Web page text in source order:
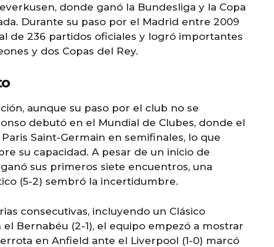
donde ganó la Bundesliga y la Copa
Durante su paso por el Madrid entre 2009
de 236 partidos oficiales y logró importantes
y dos Copas del Rey.
aunque su paso por el club no se
debutó en el Mundial de Clubes, donde el
Saint-Germain en semifinales, lo que
su capacidad. A pesar de un inicio de
sus primeros siete encuentros, una
(5-2) sembró la incertidumbre.
consecutivas, incluyendo un Clásico
Bernabéu (2-1), el equipo empezó a mostrar
en Anfield ante el Liverpool (1-0) marcó